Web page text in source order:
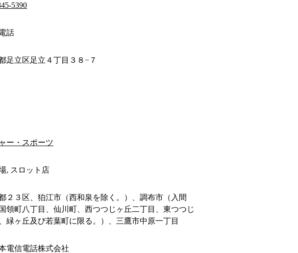
5390
話
足立区足立４丁目３８−７
ー・スポーツ
, スロット店
２３区、狛江市（西和泉を除く。）、調布市（入間
領町八丁目、仙川町、西つつじヶ丘二丁目、東つつじ
緑ヶ丘及び若葉町に限る。）、三鷹市中原一丁目
電信電話株式会社